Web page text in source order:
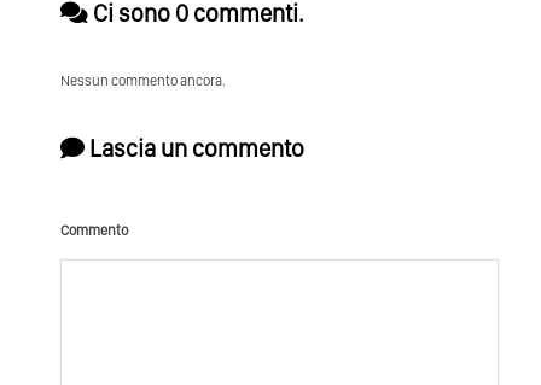
Ci sono 0 commenti.
Nessun commento ancora.
Lascia un commento
Commento